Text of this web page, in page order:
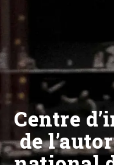
Centre
de